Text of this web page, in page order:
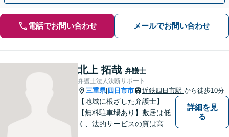
電話でお問い合わせ メールでお問い合わせ
北上 拓哉 弁護士
弁護士法人決断サポート
三重県| 四日市市 近鉄四日市駅 から徒歩10分
【地域に根ざした弁護士】
【無料駐車場あり】敷居は低
く、法的サービスの質は高く
詳細を見
る